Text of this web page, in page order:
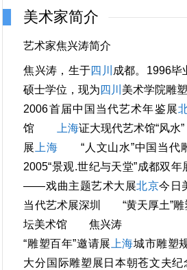
美术家简介
艺术家焦兴涛简介
焦兴涛，生于四川 成都。1996毕
硕士学位，现为 四川 美术学院雕
2006首届中国当代艺术年鉴展
馆
上海证大现代艺术馆“风
展 上海 “人文山水”中国当代
2005“景观.世纪与天堂”成都双
——戏曲主题艺术大展北京今
当代艺术展深圳 “黄天厚土”雕
坛美术馆 焦兴涛
“雕塑百年”邀请展 上海城市雕塑
大分国际雕塑展日本朝苍文夫